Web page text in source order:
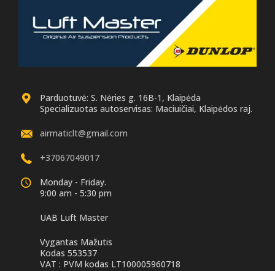
Parduotuvė: S. Nėries g. 16B-1, Klaipėda
Specializuotas autoservisas: Maciuičiai, Klaipėdos raj.
airmaticlt@gmail.com
+37067049017
Monday - Friday.
9:00 am - 5:30 pm
UAB Luft Master
Vygantas Mažutis
Kodas 553537
VAT : PVM kodas LT100005960718